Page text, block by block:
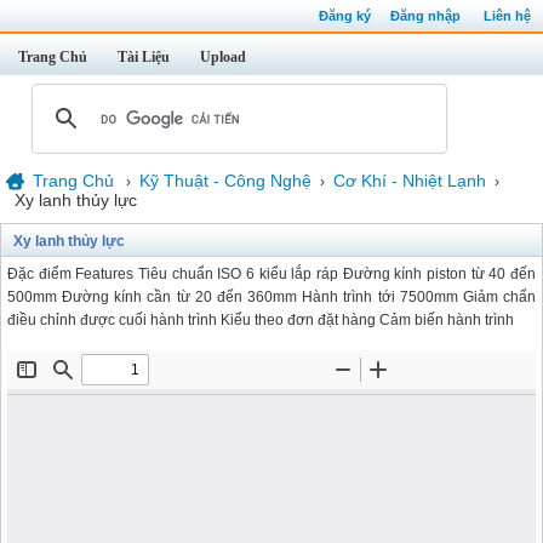
Đăng ký Đăng nhập Liên hệ
Trang Chủ Tài Liệu Upload
Trang Chủ › Kỹ Thuật - Công Nghệ › Cơ Khí - Nhiệt Lạnh ›
Xy lanh thủy lực
Xy lanh thủy lực
Đặc điểm Features Tiêu chuẩn ISO 6 kiểu lắp ráp Đường kính piston từ 40 đến
500mm Đường kính cần từ 20 đến 360mm Hành trình tới 7500mm Giảm chấn
điều chỉnh được cuối hành trình Kiểu theo đơn đặt hàng Cảm biến hành trình